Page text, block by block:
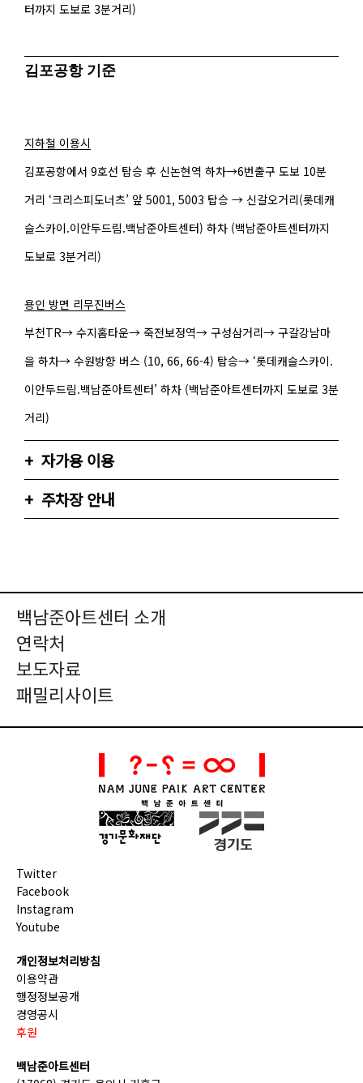
터까지 도보로 3분거리)
김포공항 기준
지하철 이용시
김포공항에서 9호선 탑승 후 신논현역 하차→6번출구 도보 10분
거리 ‘크리스피도너츠’ 앞 5001, 5003 탑승 → 신갈오거리(롯데캐
슬스카이.이안두드림.백남준아트센터) 하차 (백남준아트센터까지
도보로 3분거리)
용인 방면 리무진버스
부천TR→ 수지홈타운→ 죽전보정역→ 구성삼거리→ 구갈강남마
을 하차→ 수원방향 버스 (10, 66, 66-4) 탑승→ ‘롯데캐슬스카이.
이안두드림.백남준아트센터’ 하차 (백남준아트센터까지 도보로 3분
거리)
자가용 이용
주차장 안내
백남준아트센터 소개
연락처
보도자료
패밀리사이트
Twitter
Facebook
Instagram
Youtube
개인정보처리방침
이용약관
행정정보공개
경영공시
후원
백남준아트센터